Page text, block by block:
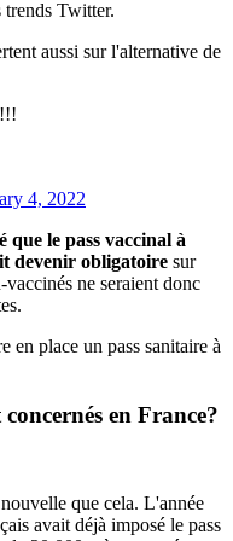
trends Twitter.
aussi sur l'alternative de
4, 2022
que le pass vaccinal à
devenir obligatoire sur
ne seraient donc
en place un pass sanitaire à
concernés en France?
que cela. L'année
avait déjà imposé le pass